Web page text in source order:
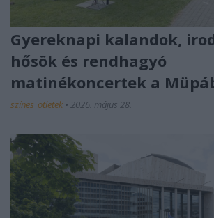
Gyereknapi kalandok,
hősök és rendhagyó
matinékoncertek a
színes_ötletek • 2026. május 28.